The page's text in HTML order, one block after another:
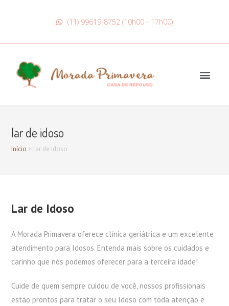
(11) 99619-8752 (10h00 - 17h00)
lar de idoso
Início > lar de idoso
Lar de Idoso
A Morada Primavera oferece clínica geriátrica e um excelente
atendimento para Idosos. Entenda mais sobre os cuidados e
carinho que nós podemos oferecer para a terceira idade!
Cuide de quem sempre cuidou de você, nossos profissionais
estão prontos para tratar o seu Idoso com toda atenção e